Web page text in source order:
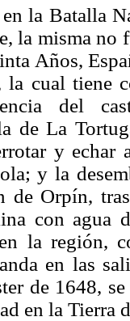
la Batalla
la misma
Años,
cual tiene
del
de La
y echar
y la
de Orpín,
con agua
la región,
en las
de 1648,
en la Tierra